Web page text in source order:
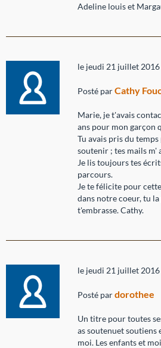
Adeline louis et
le jeudi 21 juillet 2016
Posté parCathy
Marie, je t'avais
ans pour mon garçon
Tu avais pris du
soutenir ; tes mails
Je lis toujours tes
parcours.
Je te félicite pour
dans notre coeur, tu la
t'embrasse. Cathy.
le jeudi 21 juillet 2016
Posté pardorothee
Un titre pour toutes
as soutenuet soutiens
moi. Les enfants et